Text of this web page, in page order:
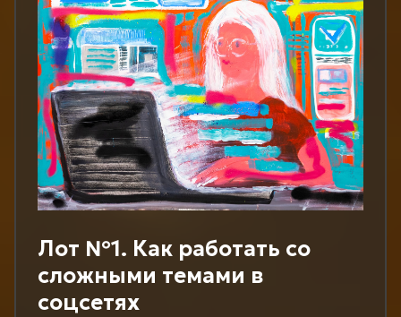
Лот №1. Как работать со
сложными темами в
соцсетях